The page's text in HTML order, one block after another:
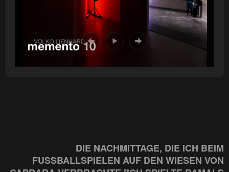
DIE NACHMITTAGE, DIE ICH BEIM
FUSSBALLSPIELEN AUF DEN WIESEN VON C